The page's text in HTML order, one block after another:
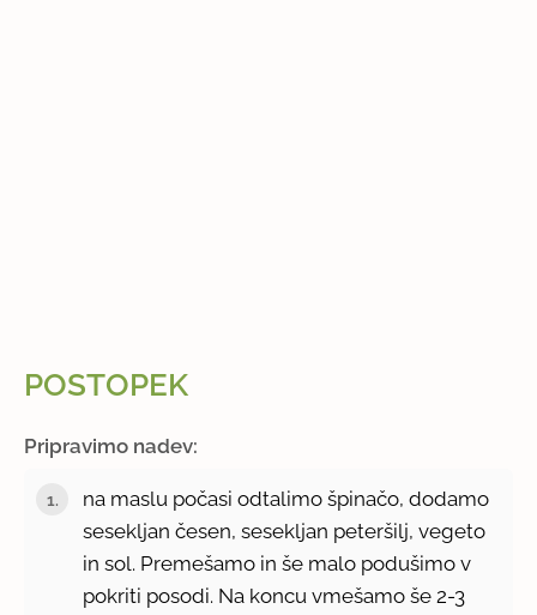
POSTOPEK
Pripravimo nadev:
na maslu počasi odtalimo špinačo, dodamo
sesekljan česen, sesekljan peteršilj, vegeto
in sol. Premešamo in še malo podušimo v
pokriti posodi. Na koncu vmešamo še 2-3